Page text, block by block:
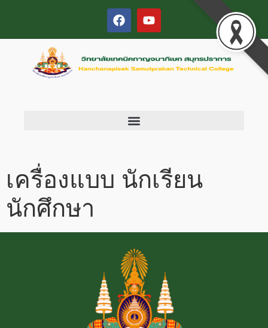
เครื่องแบบ นักเรียน
นักศึกษา